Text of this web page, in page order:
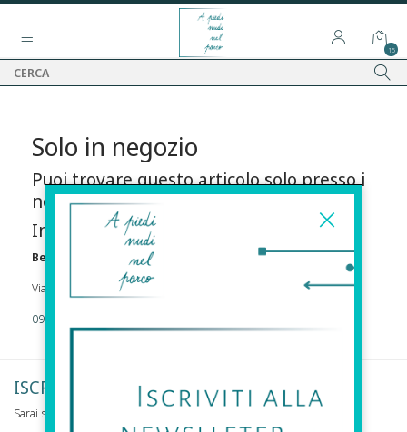
15
Solo in negozio
Puoi trovare questo articolo solo presso i
nostri punti vendita:
Info contatti
Before s.r.l.s.
Via Della Maestranza , 23 96100 Siracusa
09311962373
ISCRIVITI ALLA NEWSLETTER
Sarai sempre aggiornato su offerte e promozioni.